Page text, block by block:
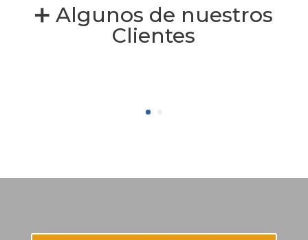
➕ Algunos de nuestros
Clientes